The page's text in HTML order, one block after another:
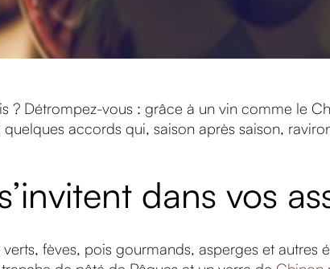
? Détrompez-vous : grâce à un vin comme le
accords qui, saison après saison,
dans vos
fèves, pois gourmands, asperges et autres